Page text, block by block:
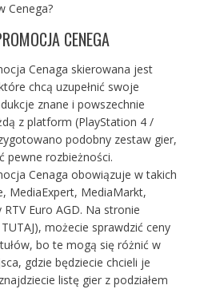
Cenega?
CENEGA
Cenaga skierowana jest
chcą uzupełnić swoje
znane i powszechnie
z platform (PlayStation 4 /
podobny zestaw gier,
pewne rozbieżności.
Cenaga obowiązuje w takich
MediaExpert, MediaMarkt,
Euro AGD. Na stronie
), możecie sprawdzić ceny
bo te mogą się różnić w
gdzie będziecie chcieli je
listę gier z podziałem